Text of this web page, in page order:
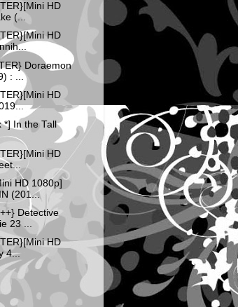
HD
(...
HD
Doraemon
: ...
HD
In the Tall
HD
HD 1080p]
(201...
Detective
23 ...
HD
4...